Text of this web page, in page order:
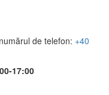
de telefon: +40
17:00